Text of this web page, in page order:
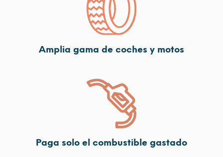
Amplia gama de coches y motos
Paga solo el combustible gastado